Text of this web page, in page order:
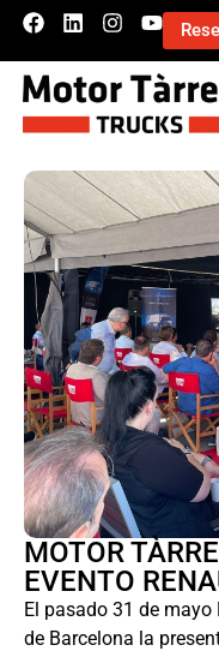
MOTOR
EVENTO
El pasado 31 de
de Barcelona la